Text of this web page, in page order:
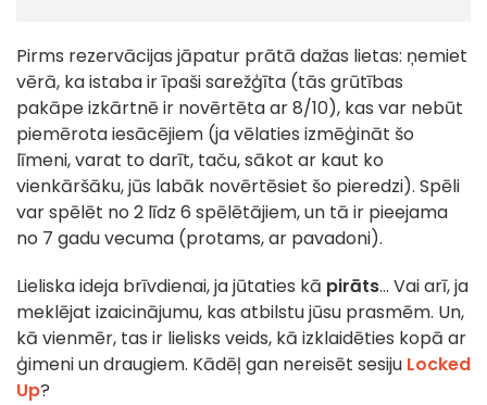
Pirms rezervācijas jāpatur prātā dažas lietas: ņemiet
vērā, ka istaba ir īpaši sarežģīta (tās grūtības
pakāpe izkārtnē ir novērtēta ar 8/10), kas var nebūt
piemērota iesācējiem (ja vēlaties izmēģināt šo
līmeni, varat to darīt, taču, sākot ar kaut ko
vienkāršāku, jūs labāk novērtēsiet šo pieredzi). Spēli
var spēlēt no 2 līdz 6 spēlētājiem, un tā ir pieejama
no 7 gadu vecuma (protams, ar pavadoni).
Lieliska ideja brīvdienai, ja jūtaties kā pirāts... Vai arī, ja
meklējat izaicinājumu, kas atbilstu jūsu prasmēm. Un,
kā vienmēr, tas ir lielisks veids, kā izklaidēties kopā ar
ģimeni un draugiem. Kādēļ gan nereisēt sesiju Locked
Up?